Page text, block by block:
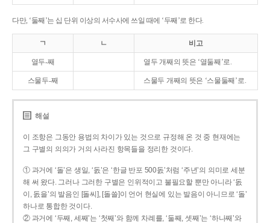
다만, ‘둘째’는 십 단위 이상의 서수사에 쓰일 때에 ‘두째’로 한다.
ㄱ ㄴ 비고
열두-째 열두 개째의 뜻은 ‘열둘째’로.
스물두-째 스물두 개째의 뜻은 ‘스물둘째’로.
해설
이 조항은 그동안 용법의 차이가 있는 것으로 규정해 온 것 중 현재에는
그 구별의 의의가 거의 사라진 항목들을 정리한 것이다.
① 과거에 ‘돌’은 생일, ‘돐’은 ‘한글 반포 500돐’처럼 ‘주년’의 의미로 세분
해 써 왔다. 그러나 그러한 구별은 인위적이고 불필요할 뿐만 아니라 ‘돐
이, 돐을’의 발음인 [돌씨], [돌쓸]이 언어 현실에 있는 발음이 아니므로 ‘돌’
하나로 통합한 것이다.
② 과거에 ‘두째, 세째’는 ‘첫째’와 함께 차례를, ‘둘째, 셋째’는 ‘하나째’와